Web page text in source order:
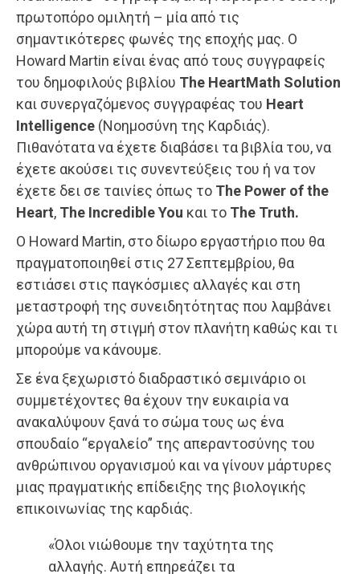
πρωτοπόρο ομιλητή – μία από τις
σημαντικότερες φωνές της εποχής μας. O
Ηoward Martin είναι ένας από τους συγγραφείς
του δημοφιλούς βιβλίου The HeartMath Solution
και συνεργαζόμενος συγγραφέας του Heart
Intelligence (Νοημοσύνη της Καρδιάς).
Πιθανότατα να έχετε διαβάσει τα βιβλία του, να
έχετε ακούσει τις συνεντεύξεις του ή να τον
έχετε δει σε ταινίες όπως το The Power of the
Heart, The Incredible You και το The Truth.
Ο Howard Martin, στο δίωρο εργαστήριο που θα
πραγματοποιηθεί στις 27 Σεπτεμβρίου, θα
εστιάσει στις παγκόσμιες αλλαγές και στη
μεταστροφή της συνειδητότητας που λαμβάνει
χώρα αυτή τη στιγμή στον πλανήτη καθώς και τι
μπορούμε να κάνουμε.
Σε ένα ξεχωριστό διαδραστικό σεμινάριο οι
συμμετέχοντες θα έχουν την ευκαιρία να
ανακαλύψουν ξανά το σώμα τους ως ένα
σπουδαίο “εργαλείο” της απεραντοσύνης του
ανθρώπινου οργανισμού και να γίνουν μάρτυρες
μιας πραγματικής επίδειξης της βιολογικής
επικοινωνίας της καρδιάς.
«Όλοι νιώθουμε την ταχύτητα της
αλλαγής. Αυτή επηρεάζει τα